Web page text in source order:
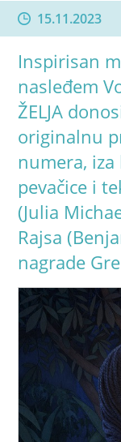
15.11.2023
Inspirisan
nasleđem
ŽELJA
originalnu
numera,
pevačice i
(Julia
Rajsa
nagrade